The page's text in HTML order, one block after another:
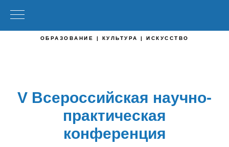
ОБРАЗОВАНИЕ | КУЛЬТУРА | ИСКУССТВО
V Всероссийская научно-
практическая
конференция